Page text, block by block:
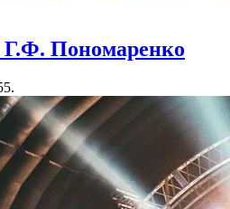
Пономаренко